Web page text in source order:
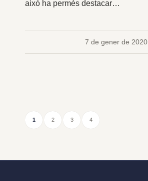
això ha permès destacar…
7 de gener de 2020
1 2 3 4